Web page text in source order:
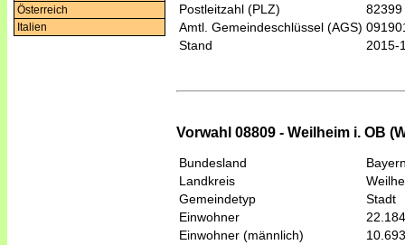
Österreich
Italien
Postleitzahl (PLZ)
82399
Amtl. Gemeindeschlüssel (AGS)
Stand
2015-
Vorwahl 08809 - Weilheim i. OB
Bundesland
Landkreis
Gemeindetyp
Stadt
Einwohner
22.184
Einwohner (männlich)
10.693